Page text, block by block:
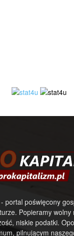
portal poświęcony
Popieramy wolny
niskie podatki.
pilnującym